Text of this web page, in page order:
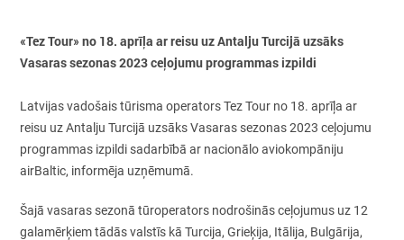
«Tez Tour» no 18. aprīļa ar reisu uz Antalju Turcijā uzsāks
Vasaras sezonas 2023 ceļojumu programmas izpildi
Latvijas vadošais tūrisma operators Tez Tour no 18. aprīļa ar
reisu uz Antalju Turcijā uzsāks Vasaras sezonas 2023 ceļojumu
programmas izpildi sadarbībā ar nacionālo aviokompāniju
airBaltic, informēja uzņēmumā.
Šajā vasaras sezonā tūroperators nodrošinās ceļojumus uz 12
galamērķiem tādās valstīs kā Turcija, Grieķija, Itālija, Bulgārija,